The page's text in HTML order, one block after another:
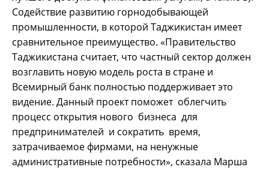
Содействие развитию горнодобывающей
промышленности, в которой Таджикистан имеет
сравнительное преимущество. «Правительство
Таджикистана считает, что частный сектор должен
возглавить новую модель роста в стране и
Всемирный банк полностью поддерживает это
видение. Данный проект поможет облегчить
процесс открытия нового бизнеса для
предпринимателей и сократить время,
затрачиваемое фирмами, на ненужные
административные потребности», сказала Марша